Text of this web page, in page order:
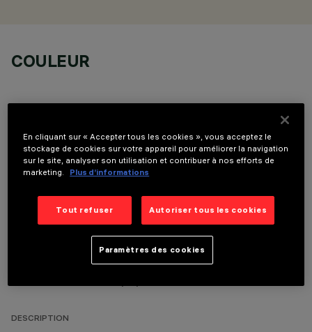
COULEUR
COMPOSANTS OPTIONNELS
DONNÉES TECHNIQUES
DESCRIPTION
En cliquant sur « Accepter tous les cookies », vous acceptez le
stockage de cookies sur votre appareil pour améliorer la navigation
sur le site, analyser son utilisation et contribuer à nos efforts de
marketing.
Plus d’informations
Tout refuser Autoriser tous les cookies
Paramètres des cookies